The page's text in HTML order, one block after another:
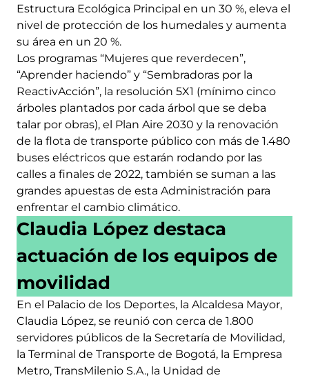
Estructura Ecológica Principal en un 30 %, eleva el
nivel de protección de los humedales y aumenta
su área en un 20 %.
Los programas “Mujeres que reverdecen”,
“Aprender haciendo” y “Sembradoras por la
ReactivAcción”, la resolución 5X1 (mínimo cinco
árboles plantados por cada árbol que se deba
talar por obras), el Plan Aire 2030 y la renovación
de la flota de transporte público con más de 1.480
buses eléctricos que estarán rodando por las
calles a finales de 2022, también se suman a las
grandes apuestas de esta Administración para
enfrentar el cambio climático.
Claudia López destaca
actuación de los equipos de
movilidad
En el Palacio de los Deportes, la Alcaldesa Mayor,
Claudia López, se reunió con cerca de 1.800
servidores públicos de la Secretaría de Movilidad,
la Terminal de Transporte de Bogotá, la Empresa
Metro, TransMilenio S.A., la Unidad de